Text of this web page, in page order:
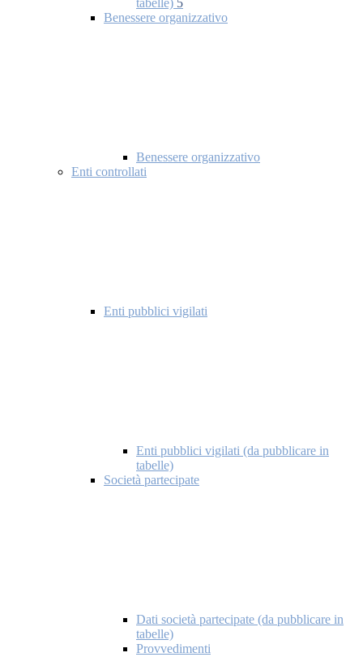
tabelle) 5
Benessere organizzativo
Benessere organizzativo
Enti controllati
Enti pubblici vigilati
Enti pubblici vigilati (da pubblicare in
tabelle)
Società partecipate
Dati società partecipate (da pubblicare in
tabelle)
Provvedimenti